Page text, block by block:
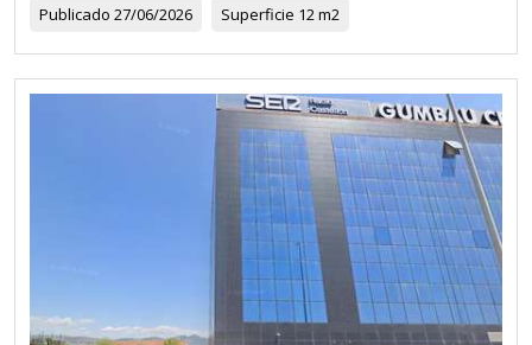
Publicado 27/06/2026 Superficie 12 m2